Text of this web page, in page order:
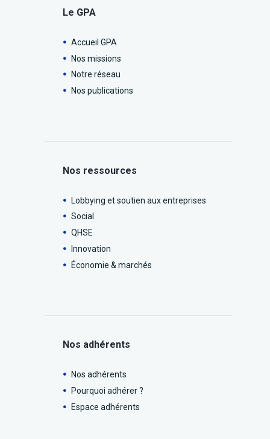
Le GPA
Accueil GPA
Nos missions
Notre réseau
Nos publications
Nos ressources
Lobbying et soutien aux entreprises
Social
QHSE
Innovation
Économie & marchés
Nos adhérents
Nos adhérents
Pourquoi adhérer ?
Espace adhérents